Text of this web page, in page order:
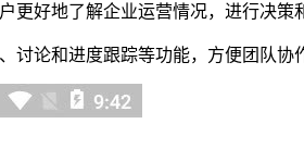
更好地了解企业运营情况，进行决策
讨论和进度跟踪等功能，方便团队协